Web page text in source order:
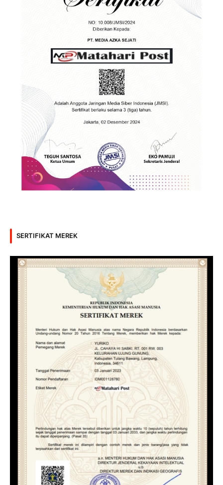
SERTIFIKAT MEREK